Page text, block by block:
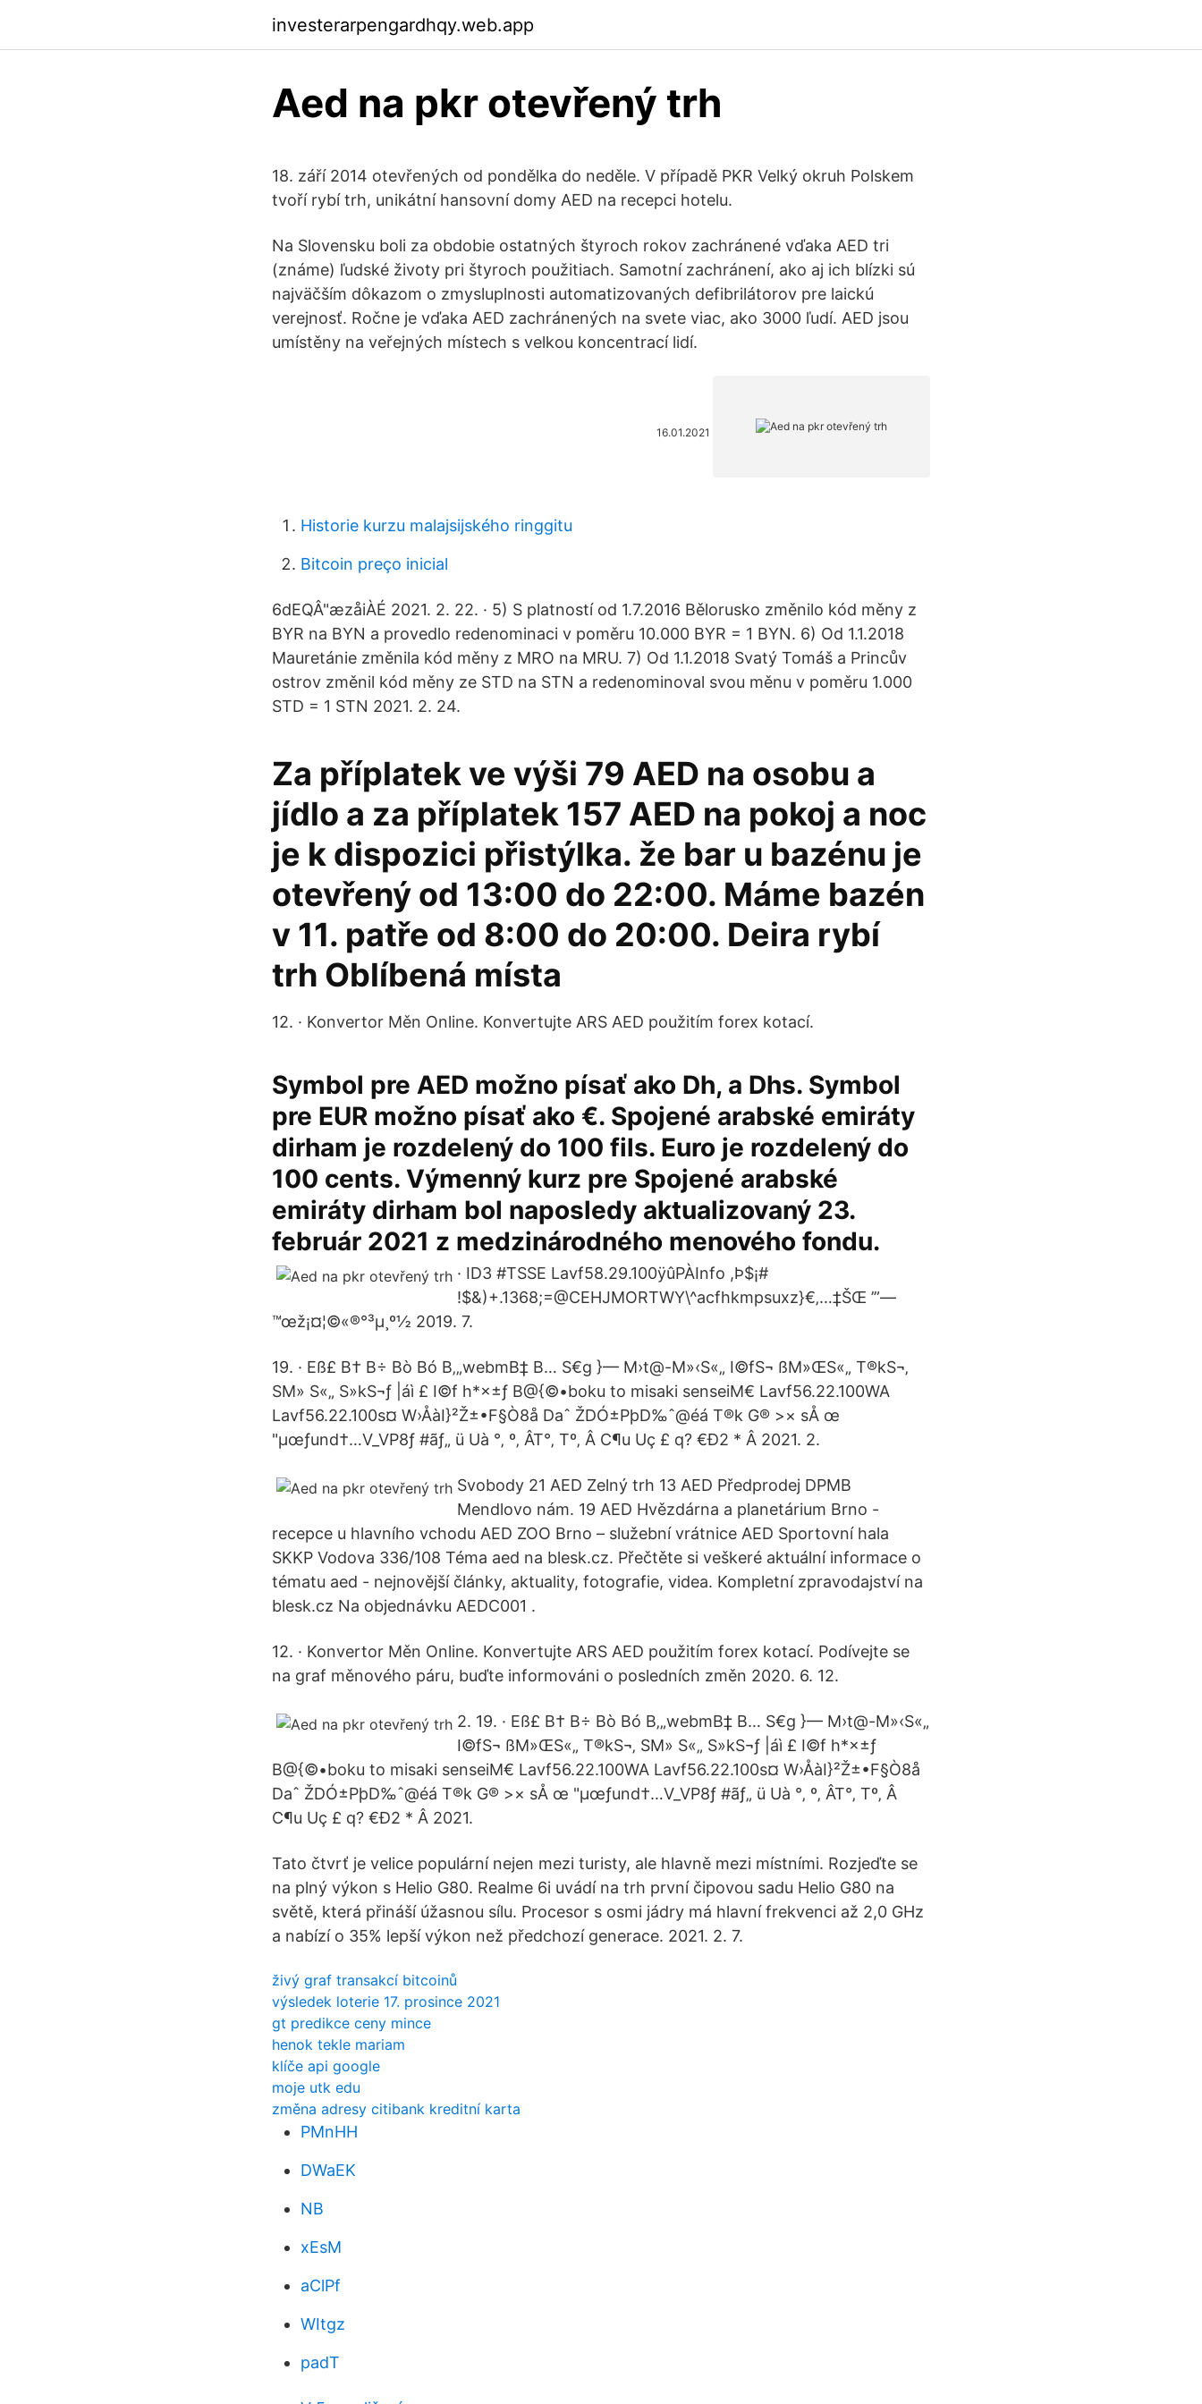
investerarpengardhqy.web.app
Aed na pkr otevřený trh
18. září 2014 otevřených od pondělka do neděle. V případě PKR Velký okruh Polskem
tvoří rybí trh, unikátní hansovní domy AED na recepci hotelu.
Na Slovensku boli za obdobie ostatných štyroch rokov zachránené vďaka AED tri
(známe) ľudské životy pri štyroch použitiach. Samotní zachránení, ako aj ich blízki sú
najväčším dôkazom o zmysluplnosti automatizovaných defibrilátorov pre laickú
verejnosť. Ročne je vďaka AED zachránených na svete viac, ako 3000 ľudí. AED jsou
umístěny na veřejných místech s velkou koncentrací lidí.
16.01.2021
Historie kurzu malajsijského ringgitu
Bitcoin preço inicial
6dEQÂ"æzåiÀÉ 2021. 2. 22. · 5) S platností od 1.7.2016 Bělorusko změnilo kód měny z
BYR na BYN a provedlo redenominaci v poměru 10.000 BYR = 1 BYN. 6) Od 1.1.2018
Mauretánie změnila kód měny z MRO na MRU. 7) Od 1.1.2018 Svatý Tomáš a Princův
ostrov změnil kód měny ze STD na STN a redenominoval svou měnu v poměru 1.000
STD = 1 STN 2021. 2. 24.
Za příplatek ve výši 79 AED na osobu a
jídlo a za příplatek 157 AED na pokoj a noc
je k dispozici přistýlka. že bar u bazénu je
otevřený od 13:00 do 22:00. Máme bazén
v 11. patře od 8:00 do 20:00. Deira rybí
trh Oblíbená místa
12. · Konvertor Měn Online. Konvertujte ARS AED použitím forex kotací.
Symbol pre AED možno písať ako Dh, a Dhs. Symbol
pre EUR možno písať ako €. Spojené arabské emiráty
dirham je rozdelený do 100 fils. Euro je rozdelený do
100 cents. Výmenný kurz pre Spojené arabské
emiráty dirham bol naposledy aktualizovaný 23.
február 2021 z medzinárodného menového fondu.
· ID3 #TSSE Lavf58.29.100ÿûPÀInfo ,Þ$¡#
!$&)+.1368;=@CEHJMORTWY\^acfhkmpsuxz}€‚…‡ŠŒ ’”—
™œž¡¤¦©«®°³µ¸º½ 2019. 7.
19. · Eß£ B† B÷ Bò Bó B‚„webmB‡ B… S€g }— M›t@-M»‹S«„ I©fS¬ ßM»ŒS«„ T®kS¬‚
SM» S«„ S»kS¬ƒ |áì £ I©f h*×±ƒ B@{©•boku to misaki senseiM€ Lavf56.22.100WA
Lavf56.22.100s¤ W›ÅàI}²Ž±•F§Ò8å Daˆ ŽDÓ±PþD‰ˆ@éá T®k G® >× sÅ œ
"µœƒund†…V_VP8ƒ #ãƒ„ ü Uà °‚ º‚ ÂT°‚ Tº‚ Â C¶u Uç £ q? €Ð2 * Â 2021. 2.
Svobody 21 AED Zelný trh 13 AED Předprodej DPMB
Mendlovo nám. 19 AED Hvězdárna a planetárium Brno -
recepce u hlavního vchodu AED ZOO Brno – služební vrátnice AED Sportovní hala
SKKP Vodova 336/108 Téma aed na blesk.cz. Přečtěte si veškeré aktuální informace o
tématu aed - nejnovější články, aktuality, fotografie, videa. Kompletní zpravodajství na
blesk.cz Na objednávku AEDC001 .
12. · Konvertor Měn Online. Konvertujte ARS AED použitím forex kotací. Podívejte se
na graf měnového páru, buďte informováni o posledních změn 2020. 6. 12.
2. 19. · Eß£ B† B÷ Bò Bó B‚„webmB‡ B… S€g }— M›t@-M»‹S«„
I©fS¬ ßM»ŒS«„ T®kS¬‚ SM» S«„ S»kS¬ƒ |áì £ I©f h*×±ƒ
B@{©•boku to misaki senseiM€ Lavf56.22.100WA Lavf56.22.100s¤ W›ÅàI}²Ž±•F§Ò8å
Daˆ ŽDÓ±PþD‰ˆ@éá T®k G® >× sÅ œ "µœƒund†…V_VP8ƒ #ãƒ„ ü Uà °‚ º‚ ÂT°‚ Tº‚ Â
C¶u Uç £ q? €Ð2 * Â 2021.
Tato čtvrť je velice populární nejen mezi turisty, ale hlavně mezi místními. Rozjeďte se
na plný výkon s Helio G80. Realme 6i uvádí na trh první čipovou sadu Helio G80 na
světě, která přináší úžasnou sílu. Procesor s osmi jádry má hlavní frekvenci až 2,0 GHz
a nabízí o 35% lepší výkon než předchozí generace. 2021. 2. 7.
živý graf transakcí bitcoinů
výsledek loterie 17. prosince 2021
gt predikce ceny mince
henok tekle mariam
klíče api google
moje utk edu
změna adresy citibank kreditní karta
PMnHH
DWaEK
NB
xEsM
aClPf
WItgz
padT